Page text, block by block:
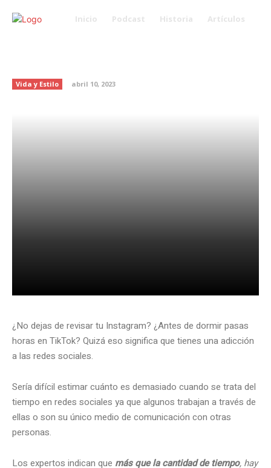
Inicio Podcast Historia Artículos
Vida y Estilo abril 10, 2023
¿No dejas de revisar tu Instagram? ¿Antes de dormir pasas
horas en TikTok? Quizá eso significa que tienes una adicción
a las redes sociales.
Sería difícil estimar cuánto es demasiado cuando se trata del
tiempo en redes sociales ya que algunos trabajan a través de
ellas o son su único medio de comunicación con otras
personas.
Los expertos indican que más que la cantidad de tiempo, hay